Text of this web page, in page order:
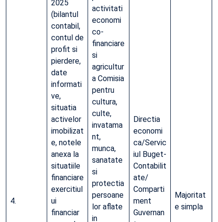
4.
2025
(bilantul
contabil,
contul de
profit si
pierdere,
date
informati
ve,
situatia
activelor
imobilizat
e, notele
anexa la
situatiile
financiare
exercitiul
ui
financiar
activitati
economi
co-
financiare
si
agricultur
a Comisia
pentru
cultura,
culte,
invatama
nt,
munca,
sanatate
si
protectia
persoane
lor aflate
in
Directia
economi
ca/Servic
iul Buget-
Contabilit
ate/
Comparti
ment
Guvernan
Majoritat
e simpla